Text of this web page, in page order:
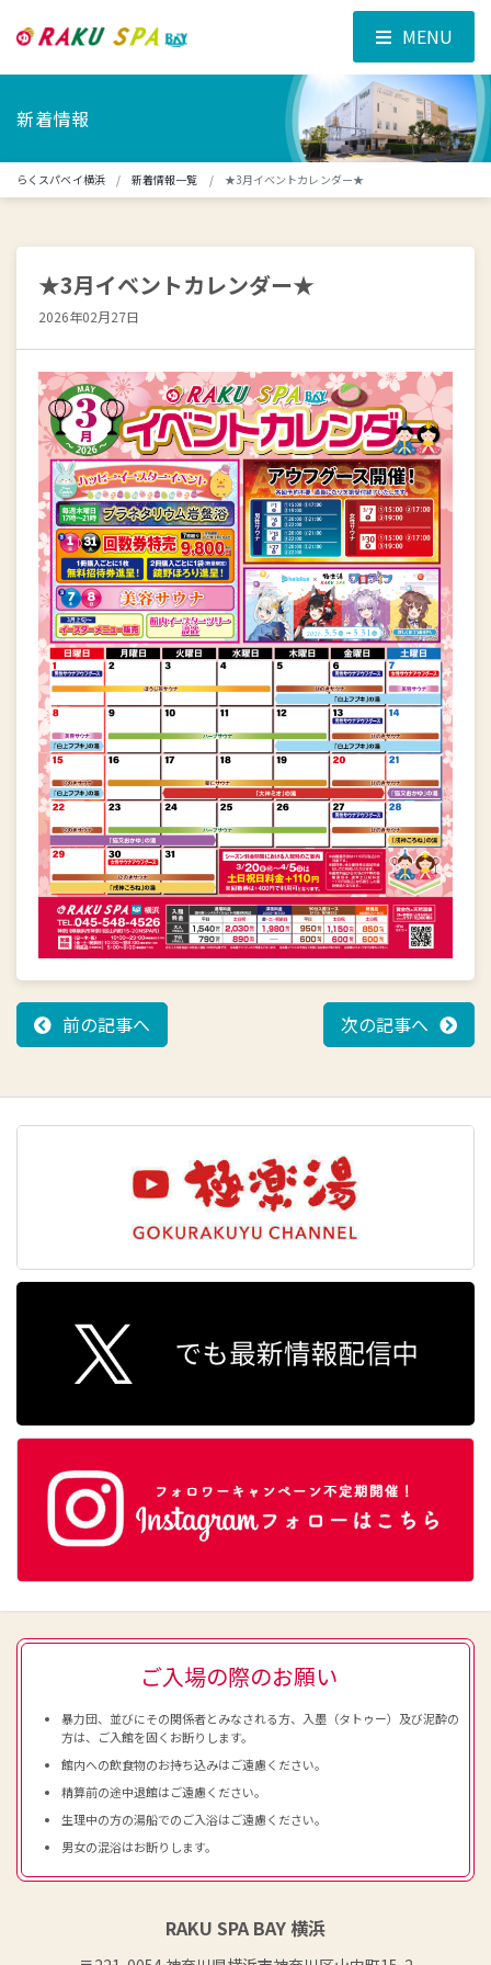
新着情報
らくスパベイ横浜 新着情報一覧 ★3月イベントカレンダー★
★3月イベントカレンダー★
2026年02月27日
前の記事へ 次の記事へ
ご入場の際のお願い
暴力団、並びにその関係者とみなされる方、入墨（タトゥー）及び泥酔の
方は、ご入館を固くお断りします。
館内への飲食物のお持ち込みはご遠慮ください。
精算前の途中退館はご遠慮ください。
生理中の方の湯船でのご入浴はご遠慮ください。
男女の混浴はお断りします。
RAKU SPA BAY 横浜
MENU